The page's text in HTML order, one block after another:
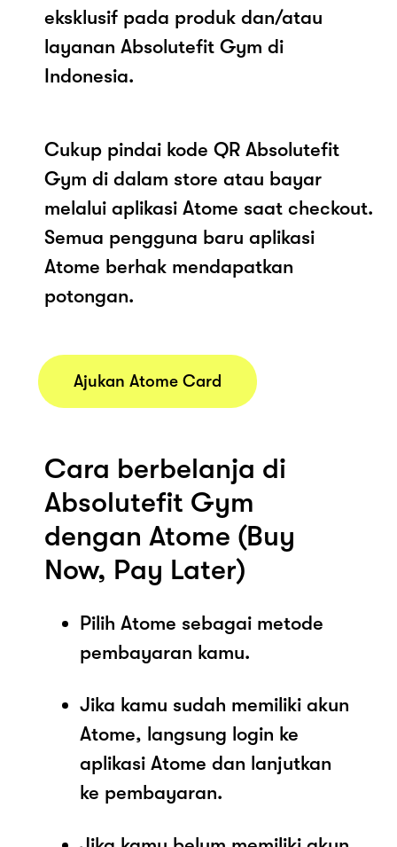
eksklusif pada produk dan/atau
layanan Absolutefit Gym di
Indonesia.
Cukup pindai kode QR Absolutefit
Gym di dalam store atau bayar
melalui aplikasi Atome saat checkout.
Semua pengguna baru aplikasi
Atome berhak mendapatkan
potongan.
Ajukan Atome Card
Cara berbelanja di
Absolutefit Gym
dengan Atome (Buy
Now, Pay Later)
Pilih Atome sebagai metode
pembayaran kamu.
Jika kamu sudah memiliki akun
Atome, langsung login ke
aplikasi Atome dan lanjutkan
ke pembayaran.